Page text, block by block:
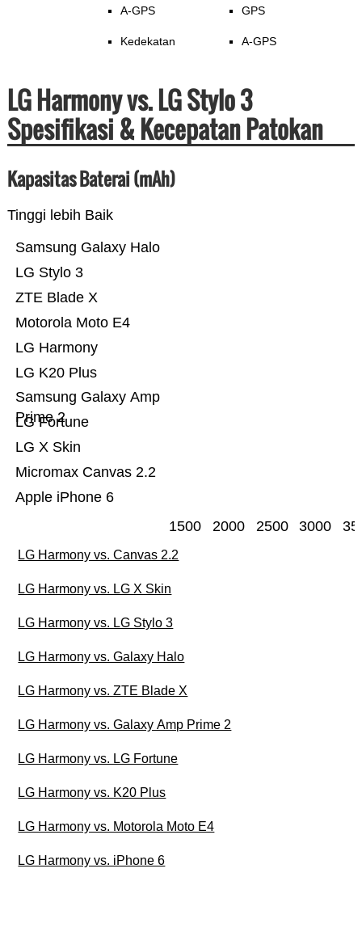
A-GPS
Kedekatan
GPS
A-GPS
LG Harmony vs. LG Stylo 3
Spesifikasi & Kecepatan Patokan
Kapasitas Baterai (mAh)
Tinggi lebih Baik
Apple iPhone 6
Micromax Canvas 2.2
LG X Skin
LG Fortune
Samsung Galaxy Amp
Prime 2
LG K20 Plus
LG Harmony
Motorola Moto E4
ZTE Blade X
LG Stylo 3
Samsung Galaxy Halo
1500 2000 2500 3000
LG Harmony vs. Canvas 2.2
LG Harmony vs. LG X Skin
LG Harmony vs. LG Stylo 3
LG Harmony vs. Galaxy Halo
LG Harmony vs. ZTE Blade X
LG Harmony vs. Galaxy Amp Prime 2
LG Harmony vs. LG Fortune
LG Harmony vs. K20 Plus
LG Harmony vs. Motorola Moto E4
LG Harmony vs. iPhone 6